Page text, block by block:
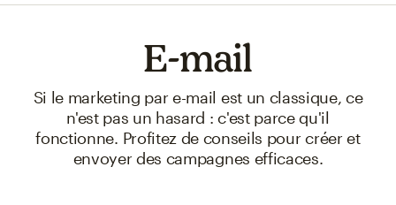
E-mail
Si le marketing par e-mail est un classique, ce
n'est pas un hasard : c'est parce qu'il
fonctionne. Profitez de conseils pour créer et
envoyer des campagnes efficaces.